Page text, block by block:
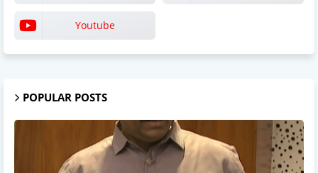
Youtube
POPULAR POSTS